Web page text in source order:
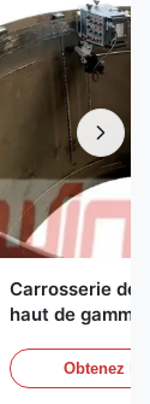
Carrosserie de
haut de
commande
récipients sous
Obtenez